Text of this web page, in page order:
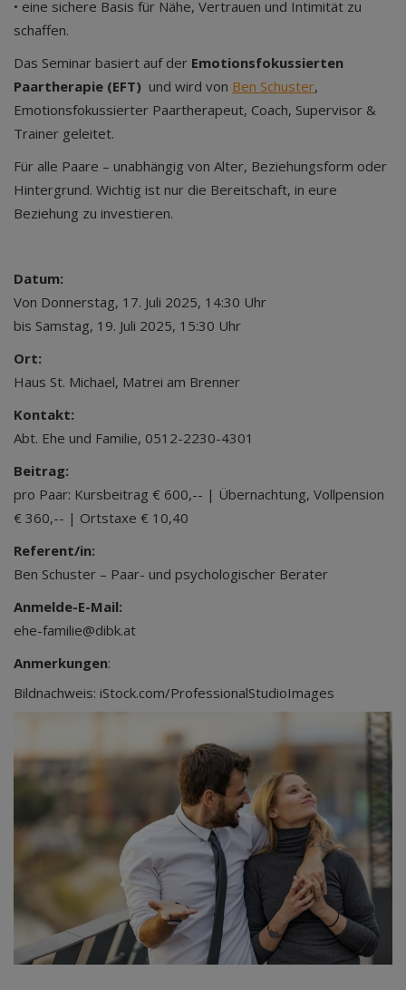
• eine sichere Basis für Nähe, Vertrauen und Intimität zu
schaffen.
Das Seminar basiert auf der Emotionsfokussierten
Paartherapie (EFT) und wird von Ben Schuster,
Emotionsfokussierter Paartherapeut, Coach, Supervisor &
Trainer geleitet.
Für alle Paare – unabhängig von Alter, Beziehungsform oder
Hintergrund. Wichtig ist nur die Bereitschaft, in eure
Beziehung zu investieren.
Datum:
Von Donnerstag, 17. Juli 2025, 14:30 Uhr
bis Samstag, 19. Juli 2025, 15:30 Uhr
Ort:
Haus St. Michael, Matrei am Brenner
Kontakt:
Abt. Ehe und Familie, 0512-2230-4301
Beitrag:
pro Paar: Kursbeitrag € 600,-- | Übernachtung, Vollpension
€ 360,-- | Ortstaxe € 10,40
Referent/in:
Ben Schuster – Paar- und psychologischer Berater
Anmelde-E-Mail:
ehe-familie@dibk.at
Anmerkungen:
Bildnachweis: iStock.com/ProfessionalStudioImages